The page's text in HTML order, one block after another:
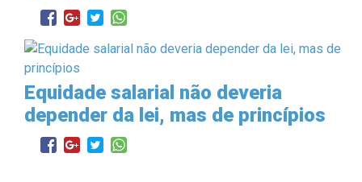
Equidade salarial não deveria
depender da lei, mas de princípios